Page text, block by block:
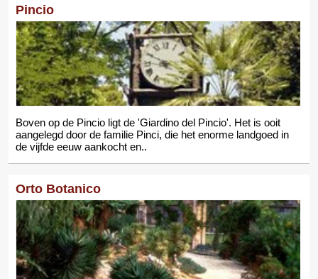
Pincio
Boven op de Pincio ligt de 'Giardino del Pincio'. Het is ooit
aangelegd door de familie Pinci, die het enorme landgoed in
de vijfde eeuw aankocht en..
Orto Botanico